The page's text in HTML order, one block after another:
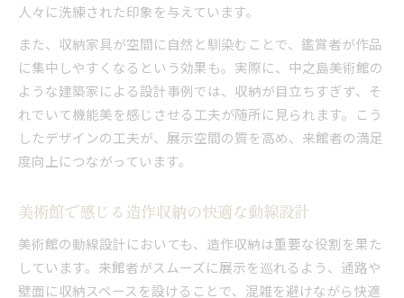
人々に洗練された印象を与えています。
また、収納家具が空間に自然と馴染むことで、鑑賞者が作品
に集中しやすくなるという効果も。実際に、中之島美術館の
ような建築家による設計事例では、収納が目立ちすぎず、そ
れでいて機能美を感じさせる工夫が随所に見られます。こう
したデザインの工夫が、展示空間の質を高め、来館者の満足
度向上につながっています。
美術館で感じる造作収納の快適な動線設計
美術館の動線設計においても、造作収納は重要な役割を果た
しています。来館者がスムーズに展示を巡れるよう、通路や
壁面に収納スペースを設けることで、混雑を避けながら快適